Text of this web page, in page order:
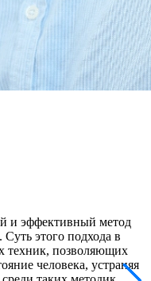
и эффективный метод
этого подхода в
техник, позволяющих
человека, устраняя